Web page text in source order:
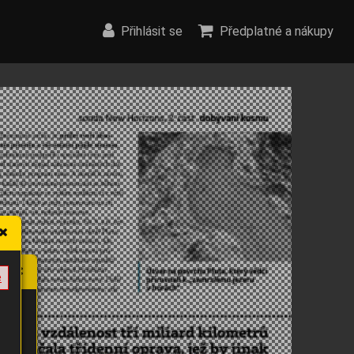
Přihlásit se Předplatné a nákupy